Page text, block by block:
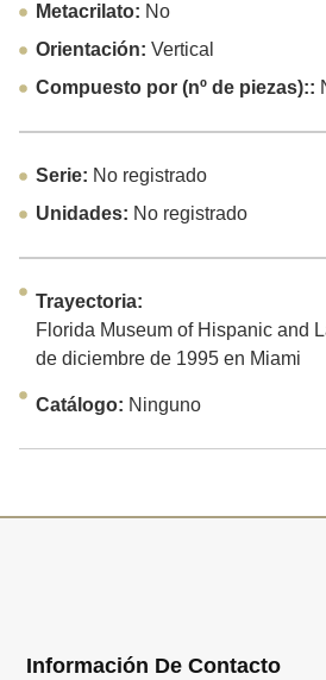
Metacrilato: No
Orientación: Vertical
Compuesto por (nº de piezas)::
Serie: No registrado
Unidades: No registrado
Trayectoria:
Florida Museum of Hispanic and
de diciembre de 1995 en Miami
Catálogo: Ninguno
Información De Contacto